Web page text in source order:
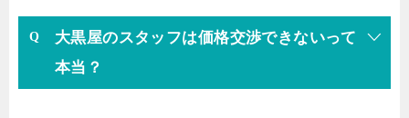
大黒屋のスタッフは価格交渉できないって
本当？